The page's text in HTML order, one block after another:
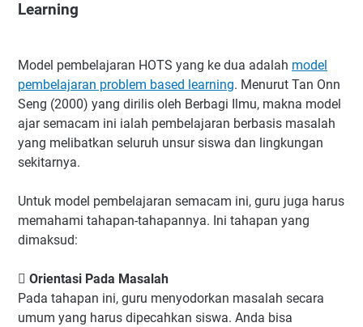
Learning
Model pembelajaran HOTS yang ke dua adalah model
pembelajaran problem based learning. Menurut Tan Onn
Seng (2000) yang dirilis oleh Berbagi Ilmu, makna model
ajar semacam ini ialah pembelajaran berbasis masalah
yang melibatkan seluruh unsur siswa dan lingkungan
sekitarnya.
Untuk model pembelajaran semacam ini, guru juga harus
memahami tahapan-tahapannya. Ini tahapan yang
dimaksud:
 Orientasi Pada Masalah
Pada tahapan ini, guru menyodorkan masalah secara
umum yang harus dipecahkan siswa. Anda bisa